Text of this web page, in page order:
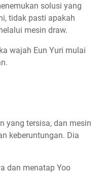
solusi yang
tidak pasti apakah
mesin draw.
wajah Eun Yuri mulai
yang tersisa, dan mesin
keberuntungan. Dia
dan menatap Yoo